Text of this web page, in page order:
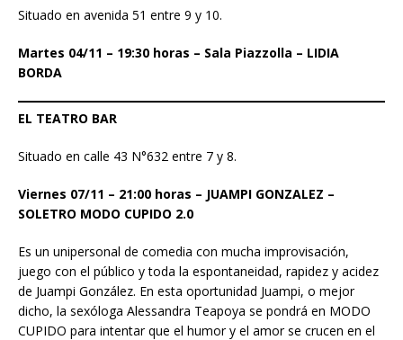
Situado en avenida 51 entre 9 y 10.
Martes 04/11 – 19:30 horas – Sala Piazzolla – LIDIA
BORDA
EL TEATRO BAR
Situado en calle 43 N°632 entre 7 y 8.
Viernes 07/11 – 21:00 horas – JUAMPI GONZALEZ –
SOLETRO MODO CUPIDO 2.0
Es un unipersonal de comedia con mucha improvisación,
juego con el público y toda la espontaneidad, rapidez y acidez
de Juampi González. En esta oportunidad Juampi, o mejor
dicho, la sexóloga Alessandra Teapoya se pondrá en MODO
CUPIDO para intentar que el humor y el amor se crucen en el